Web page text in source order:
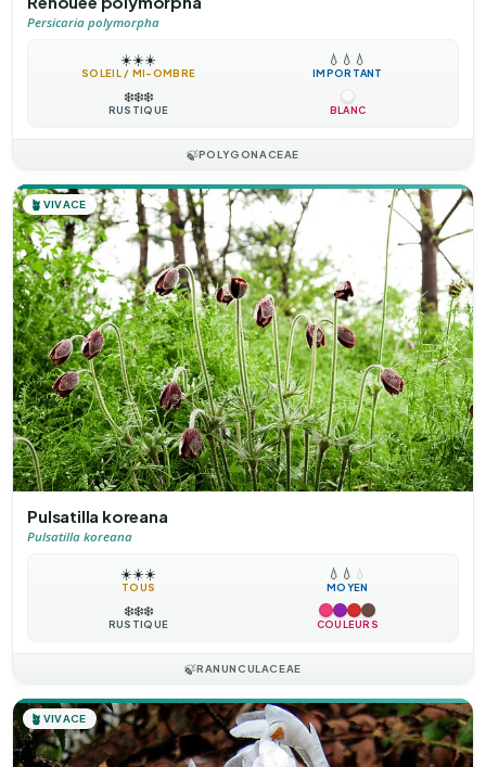
Persicaria polymorpha
☀️☀️☀️
SOLEIL / MI-OMBRE
💧 💧 💧
IMPORTANT
❄️❄️❄️
RUSTIQUE BLANC
🍃POLYGONACEAE
🪴 VIVACE
Pulsatilla koreana
Pulsatilla koreana
☀️☀️☀️
TOUS
💧 💧 💧
MOYEN
❄️❄️❄️
RUSTIQUE COULEURS
🍃RANUNCULACEAE
🪴 VIVACE